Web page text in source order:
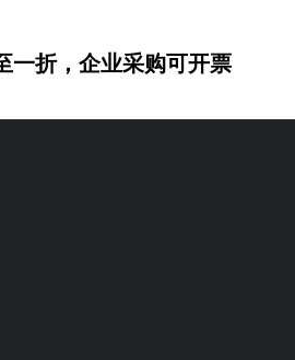
一折，企业采购可开票